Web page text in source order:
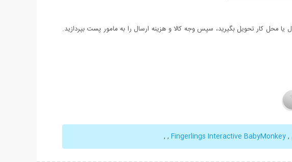
محل کار تحویل بگیرید، سپس وجه کالا و هزینه ارسال را به مامور پست بپردازید.
,
Fingerlings Interactive BabyMonkey
,
,